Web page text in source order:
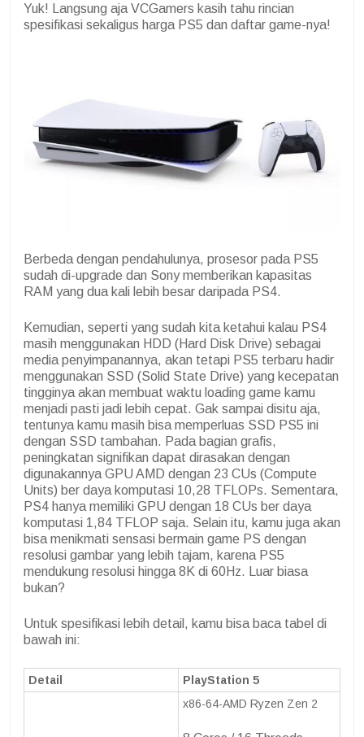
Yuk! Langsung aja VCGamers kasih tahu rincian
spesifikasi sekaligus harga PS5 dan daftar game-nya!
Berbeda dengan pendahulunya, prosesor pada PS5
sudah di-upgrade dan Sony memberikan kapasitas
RAM yang dua kali lebih besar daripada PS4.
Kemudian, seperti yang sudah kita ketahui kalau PS4
masih menggunakan HDD (Hard Disk Drive) sebagai
media penyimpanannya, akan tetapi PS5 terbaru hadir
menggunakan SSD (Solid State Drive) yang kecepatan
tingginya akan membuat waktu loading game kamu
menjadi pasti jadi lebih cepat. Gak sampai disitu aja,
tentunya kamu masih bisa memperluas SSD PS5 ini
dengan SSD tambahan. Pada bagian grafis,
peningkatan signifikan dapat dirasakan dengan
digunakannya GPU AMD dengan 23 CUs (Compute
Units) ber daya komputasi 10,28 TFLOPs. Sementara,
PS4 hanya memiliki GPU dengan 18 CUs ber daya
komputasi 1,84 TFLOP saja. Selain itu, kamu juga akan
bisa menikmati sensasi bermain game PS dengan
resolusi gambar yang lebih tajam, karena PS5
mendukung resolusi hingga 8K di 60Hz. Luar biasa
bukan?
Untuk spesifikasi lebih detail, kamu bisa baca tabel di
bawah ini:
Detail
PlayStation 5
x86-64-AMD Ryzen Zen 2